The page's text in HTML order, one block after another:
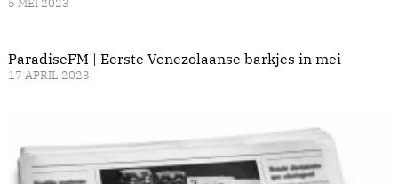
5 MEI 2023
ParadiseFM | Eerste Venezolaanse barkjes in mei
17 APRIL 2023